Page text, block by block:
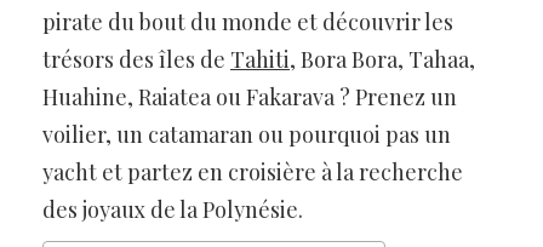
pirate du bout du monde et découvrir les
trésors des îles de Tahiti, Bora Bora, Tahaa,
Huahine, Raiatea ou Fakarava ? Prenez un
voilier, un catamaran ou pourquoi pas un
yacht et partez en croisière à la recherche
des joyaux de la Polynésie.